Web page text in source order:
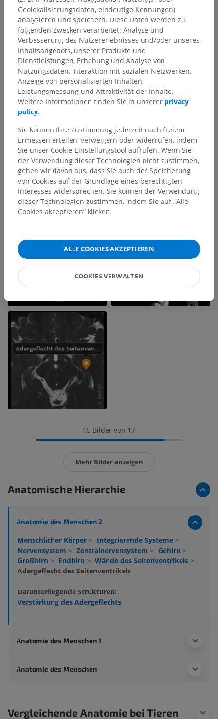
15 Bilder von 17
Mehr Bilder anzeigen
Anatomische Hierarchie
Anatomie des Menschen 2
Menschlicher Körper > Integrierende Systeme >
Nervensystem > Zentralnervensystem > Gehirn >
Großhirn > Endhirn > Wände des Seitenventrikels >
Adergeflecht des Seitenventrikels
Darunterliegende Strukturen:
Verstärkung des Adergeflechts
Anatomie des Menschen 1
Anatomie des Menschen
Vergleichende Anatomie bei Tieren
Geolokalisierungsdaten, eindeutige Kennungen)
analysieren und speichern. Diese Daten werden zu
folgenden Zwecken verarbeitet: Analyse und
Verbesserung des Nutzererlebnisses und/oder unseres
Inhaltsangebots, unserer Produkte und
Dienstleistungen, Erhebung und Analyse von
Nutzungsdaten, Interaktion mit sozialen Netzwerken,
Anzeige von personalisierten Inhalten,
Leistungsmessung und Attraktivität der Inhalte.
Weitere Informationen finden Sie in unserer privacy
policy.
Sie können Ihre Zustimmung jederzeit nach freiem
Ermessen erteilen, verweigern oder widerrufen, indem
Sie unser Cookie-Einstellungstool aufrufen. Wenn Sie
der Verwendung dieser Technologien nicht zustimmen,
gehen wir davon aus, dass Sie auch der Speicherung
von Cookies auf der Grundlage eines berechtigten
Interesses widersprechen. Sie können der Verwendung
dieser Technologien zustimmen, indem Sie auf „Alle
Cookies akzeptieren“ klicken.
ALLE COOKIES AKZEPTIEREN
COOKIES VERWALTEN